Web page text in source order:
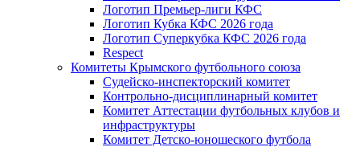
Логотип Премьер-лиги КФС
Логотип Кубка КФС 2026 года
Логотип Суперкубка КФС 2026 года
Respect
Комитеты Крымского футбольного союза
Судейско-инспекторский комитет
Контрольно-дисциплинарный комитет
Комитет Аттестации футбольных клубов и
инфраструктуры
Комитет Детско-юношеского футбола